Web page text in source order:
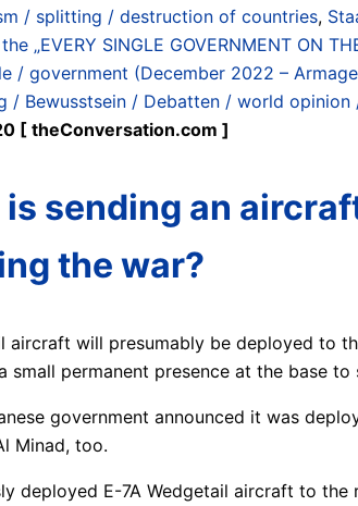
/ splitting / destruction of countries,
the „EVERY SINGLE GOVERNMENT ON
/ government (December 2022 –
/ Bewusstsein / Debatten / world opinion
[ theConversation.com ]
sending an
the war?
aircraft will presumably be deployed to
small permanent presence at the base
government announced it was
Minad, too.
deployed E-7A Wedgetail aircraft to